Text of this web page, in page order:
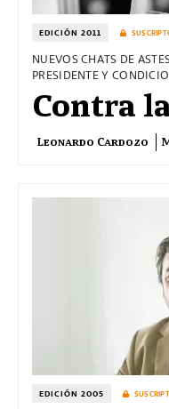
EDICIÓN 2011
NUEVOS CHATS DE
PRESIDENTE Y
Contra
Leonardo Cardozo
EDICIÓN 2005